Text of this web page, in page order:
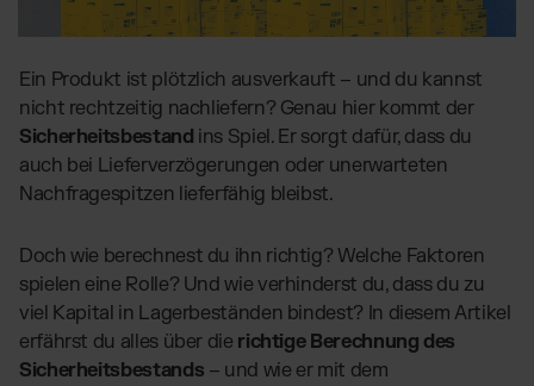
Transport
per LKW, Luft- oder
BRANCHENLÖSUNGEN:
Beauty & Kosmetik
Schmuck & Luxusprodukte
Elektronikprodukte
Parfums & Düfte
Globales Fulfillment Netzwerk
Software Abos
Fulfillment Preisliste
Unsere Standard-Preisliste als Download
Ressourcen
Blog
Beiträge, Case Studies, News
Case Studies
Wie Kunden mit uns wachsen
Downloads
E-Books, Guides & Preislisten
PR, News & Brand Assets
FAQ
Alle Antworten zu unseren Services
Kontakt AT
Ein Produkt ist plötzlich ausverkauft – und du kannst
nicht rechtzeitig nachliefern? Genau hier kommt der
Sicherheitsbestand ins Spiel. Er sorgt dafür, dass du
auch bei Lieferverzögerungen oder unerwarteten
Nachfragespitzen lieferfähig bleibst.
Doch wie berechnest du ihn richtig? Welche Faktoren
spielen eine Rolle? Und wie verhinderst du, dass du zu
viel Kapital in Lagerbeständen bindest? In diesem Artikel
erfährst du alles über die richtige Berechnung des
Sicherheitsbestands – und wie er mit dem